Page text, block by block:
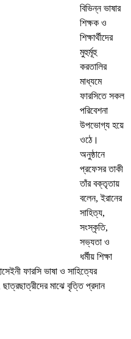
বিভিন্ন ভাষার
শিক্ষক ও
শিক্ষার্থীদের
মুহুর্মূহু
করতালির
মাধ্যমে
ফারসিতে সকল
পরিবেশনা
উপভোগ্য হয়ে
ওঠে।
অনুষ্ঠানে
প্রফেসর তাকী
তাঁর বক্তৃতায়
বলেন, ইরানের
সাহিত্য,
সংস্কৃতি,
সভ্যতা ও
ধর্মীয় শিক্ষা
ফারসি ভাষা ও সাহিত্যের
মাঝে বৃত্তি প্রদান